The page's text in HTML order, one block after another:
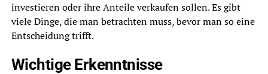
investieren oder ihre Anteile verkaufen sollen. Es gibt
viele Dinge, die man betrachten muss, bevor man so eine
Entscheidung trifft.
Wichtige Erkenntnisse